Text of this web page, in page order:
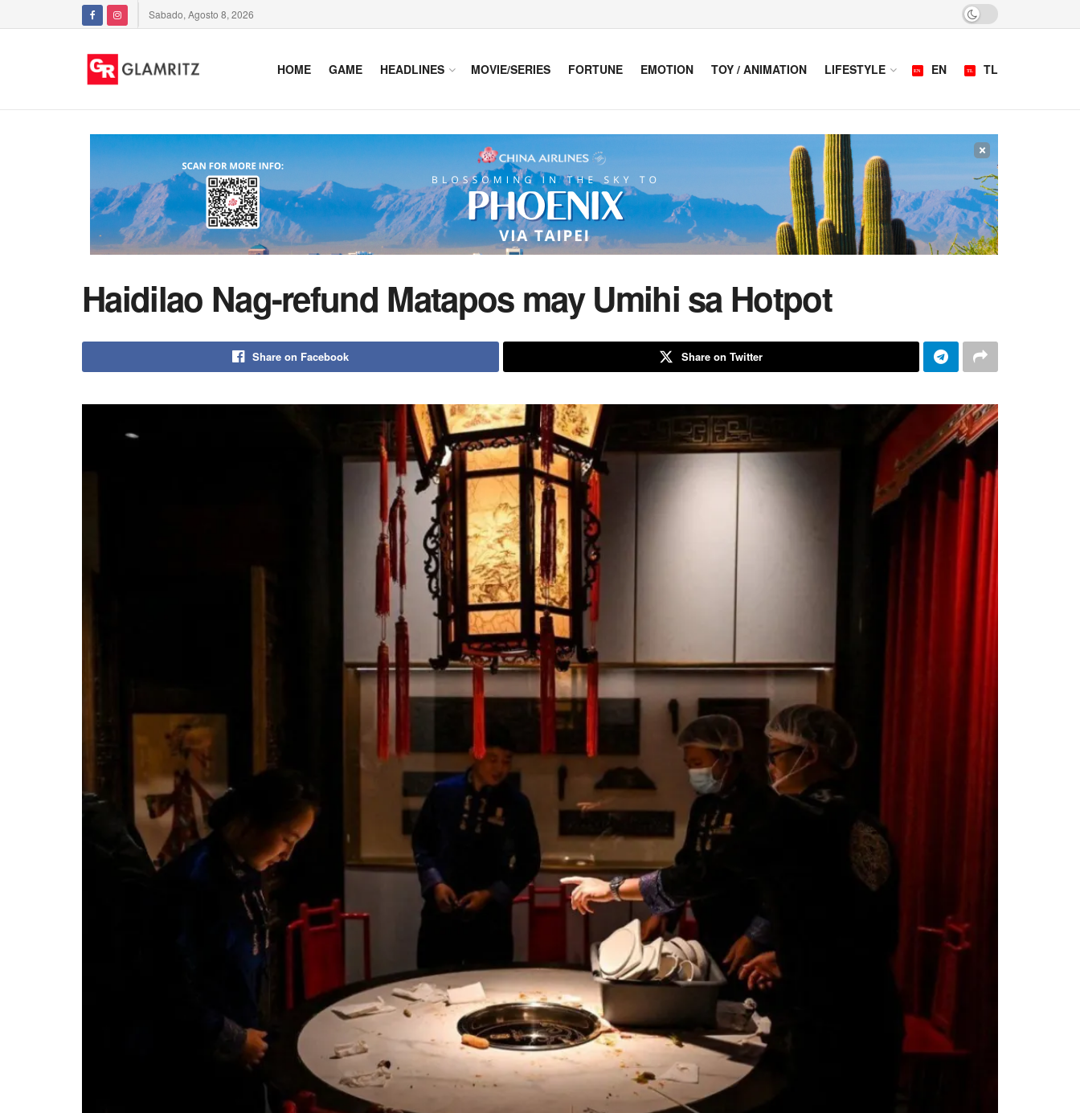
Sabado, Agosto 8, 2026
HOME GAME HEADLINES MOVIE/SERIES FORTUNE EMOTION TOY / ANIMATION LIFESTYLE EN TL
×
Haidilao Nag-refund Matapos may Umihi sa Hotpot
Share on Facebook Share on Twitter